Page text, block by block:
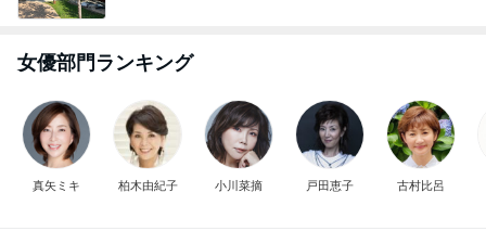
女優部門ランキング
真矢ミキ 柏木由紀子 小川菜摘 戸田恵子 古村比呂